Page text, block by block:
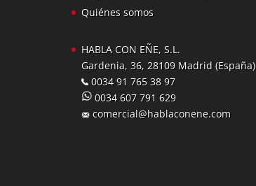
Quiénes somos
HABLA CON EÑE, S.L.
Gardenia, 36, 28109 Madrid (España)
0034 91 765 38 97
0034 607 791 629
comercial@hablaconene.com